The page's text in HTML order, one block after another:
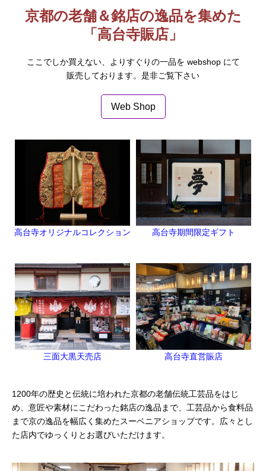
京都の老舗＆銘店の逸品を集めた
「高台寺賑店」
ここでしか買えない、よりすぐりの一品を webshop にて
販売しております。是非ご覧下さい
Web Shop
高台寺オリジナルコレクション 高台寺期間限定ギフト
三面大黒天売店 高台寺直営賑店
1200年の歴史と伝統に培われた京都の老舗伝統工芸品をはじ
め、意匠や素材にこだわった銘店の逸品まで、工芸品から食料品
まで京の逸品を幅広く集めたスーベニアショップです。広々とし
た店内でゆっくりとお選びいただけます。